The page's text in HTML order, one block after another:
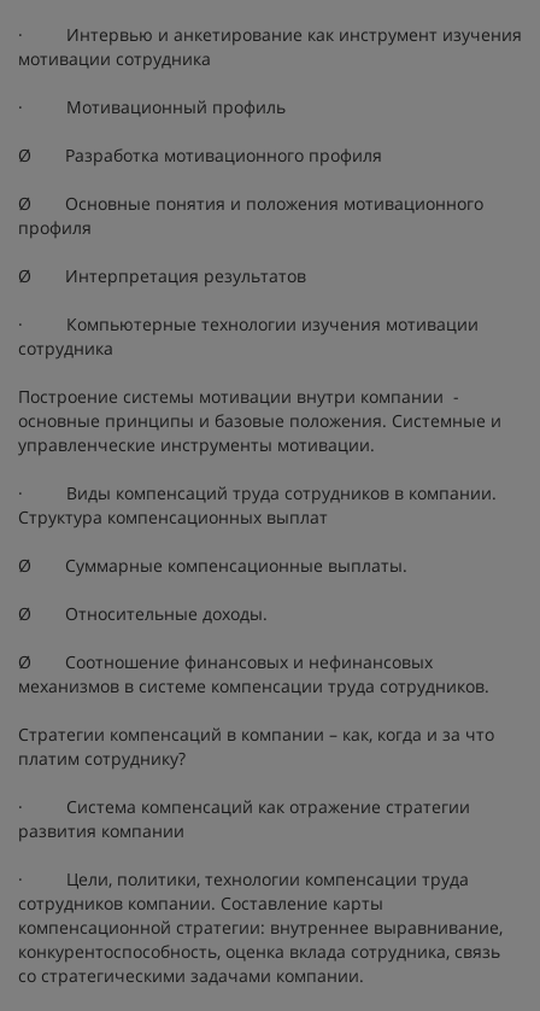
· Интервью и анкетирование как инструмент изучения
мотивации сотрудника
· Мотивационный профиль
Ø Разработка мотивационного профиля
Ø Основные понятия и положения мотивационного
профиля
Ø Интерпретация результатов
· Компьютерные технологии изучения мотивации
сотрудника
Построение системы мотивации внутри компании -
основные принципы и базовые положения. Системные и
управленческие инструменты мотивации.
· Виды компенсаций труда сотрудников в компании.
Структура компенсационных выплат
Ø Суммарные компенсационные выплаты.
Ø Относительные доходы.
Ø Соотношение финансовых и нефинансовых
механизмов в системе компенсации труда сотрудников.
Стратегии компенсаций в компании – как, когда и за что
платим сотруднику?
· Система компенсаций как отражение стратегии
развития компании
· Цели, политики, технологии компенсации труда
сотрудников компании. Составление карты
компенсационной стратегии: внутреннее выравнивание,
конкурентоспособность, оценка вклада сотрудника, связь
со стратегическими задачами компании.